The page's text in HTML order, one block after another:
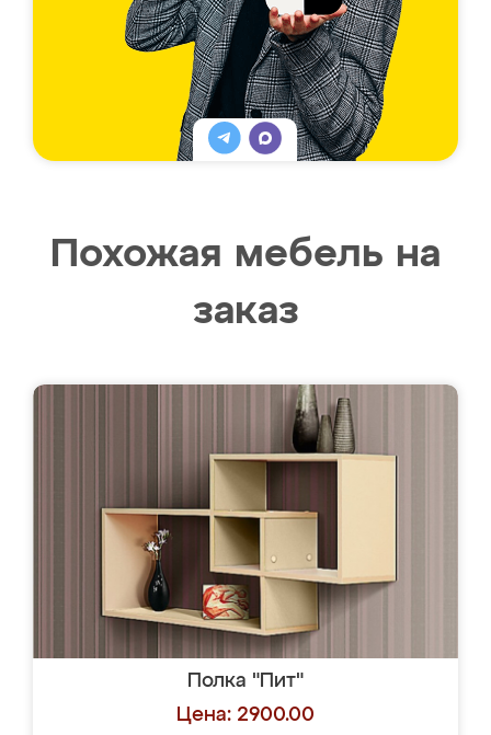
Похожая мебель на
заказ
Полка "Пит"
Цена: 2900.00